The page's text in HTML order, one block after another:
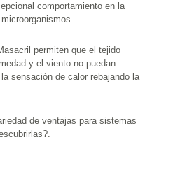
y ante la acción de microorganismos.
permiten que el tejido
y el viento no puedan
de calor rebajando la
de ventajas para sistemas